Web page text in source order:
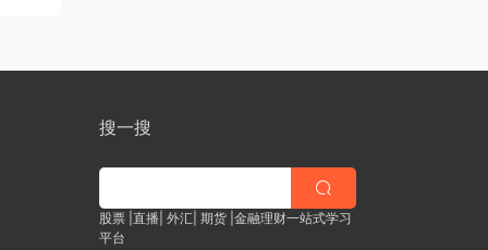
搜一搜
股票 |直播| 外汇| 期货 |金融理财一站式学习
平台